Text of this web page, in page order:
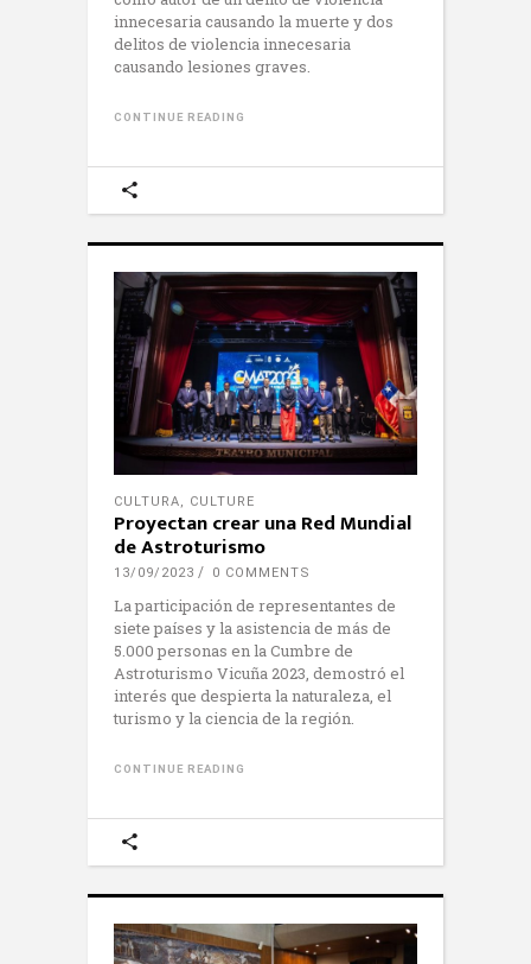
innecesaria causando la muerte y dos
delitos de violencia innecesaria
causando lesiones graves.
CONTINUE READING
CULTURA, CULTURE
Proyectan crear una Red Mundial
de Astroturismo
13/09/2023 0 COMMENTS
La participación de representantes de
siete países y la asistencia de más de
5.000 personas en la Cumbre de
Astroturismo Vicuña 2023, demostró el
interés que despierta la naturaleza, el
turismo y la ciencia de la región.
CONTINUE READING